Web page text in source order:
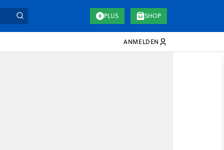
PLUS SHOP
ANMELDEN